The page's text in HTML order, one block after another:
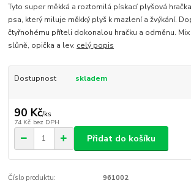
Tyto super měkká a roztomilá pískací plyšová
psa, který miluje měkký plyš k mazlení a žvýkání.
čtyřnohému příteli dokonalou hračku a odměnu. Mix
slůně, opička a lev. celý popis
Dostupnost skladem
90 Kč/ks
74 Kč bez DPH
Přidat do košíku
Číslo produktu: 961002